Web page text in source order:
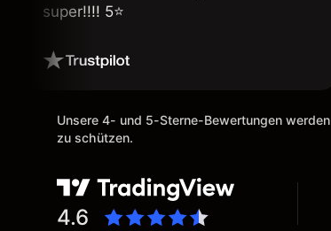
super!!!! 5⭐️
Unsere 4- und 5-Sterne-Bewertungen
zu schützen.
4.6